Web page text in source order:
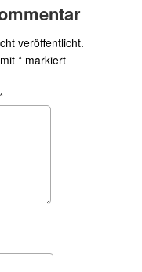
veröffentlicht.
* markiert
*